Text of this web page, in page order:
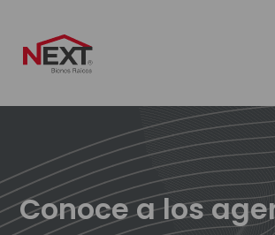
Conoce a los